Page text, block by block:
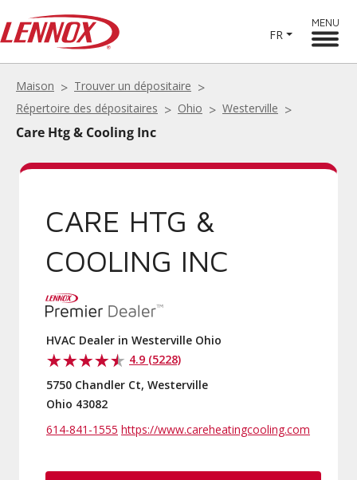
FR
MENU
Maison
Trouver un dépositaire
Répertoire des dépositaires
Ohio Westerville
Care Htg & Cooling Inc
CARE HTG &
COOLING INC
HVAC Dealer in Westerville Ohio
4.9 (5228)
5750 Chandler Ct, Westerville
Ohio 43082
614-841-1555 https://www.careheatingcooling.com